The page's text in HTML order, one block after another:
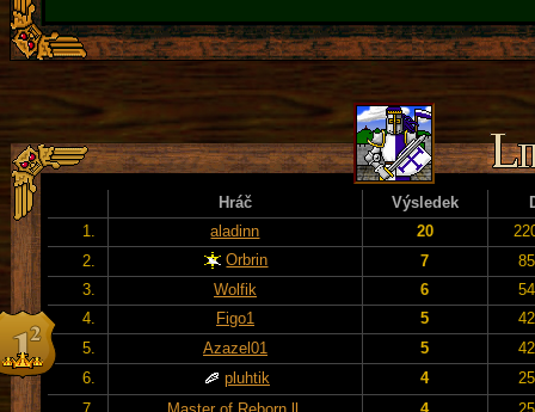
Hráč Výsledek
1.
aladinn 20
2.
Orbrin 7
3.
Wolfik 6
4.
Figo1 5
5.
Azazel01 5
6.
pluhtik 4